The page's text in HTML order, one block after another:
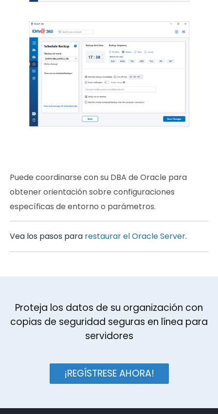
Puede coordinarse con su DBA de Oracle para
obtener orientación sobre configuraciones
específicas de entorno o parámetros.
Vea los pasos para restaurar el Oracle Server.
Proteja los datos de su organización con
copias de seguridad seguras en línea para
servidores
¡REGÍSTRESE AHORA!